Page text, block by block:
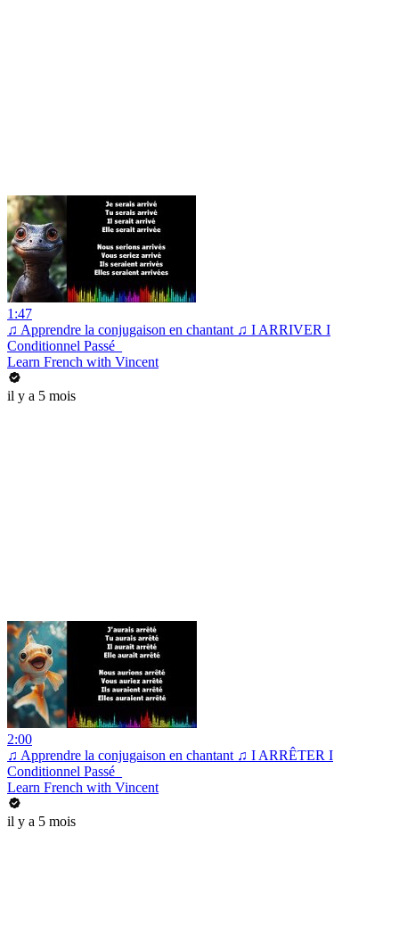
1:47
♫ Apprendre la conjugaison en chantant ♫ I ARRIVER I
Conditionnel Passé_
Learn French with Vincent
il y a 5 mois
2:00
♫ Apprendre la conjugaison en chantant ♫ I ARRÊTER I
Conditionnel Passé_
Learn French with Vincent
il y a 5 mois